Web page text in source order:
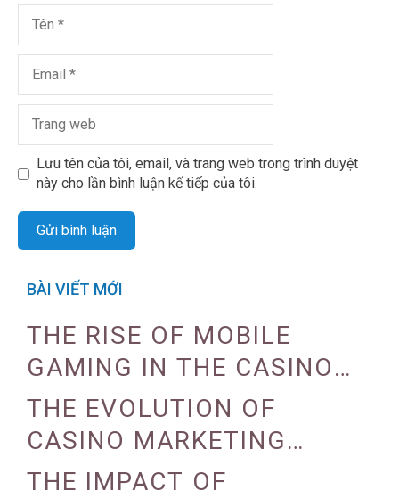
Lưu tên của tôi, email, và trang web trong trình duyệt
này cho lần bình luận kế tiếp của tôi.
BÀI VIẾT MỚI
THE RISE OF MOBILE
GAMING IN THE CASINO
INDUSTRY
THE EVOLUTION OF
CASINO MARKETING
STRATEGIES
THE IMPACT OF